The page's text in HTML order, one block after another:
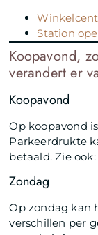
Station
Koopavond,
verandert er
Koopavond
Op koopavond
Parkeerdrukte
betaald. Zie ook:
Zondag
Op zondag kan
verschillen per